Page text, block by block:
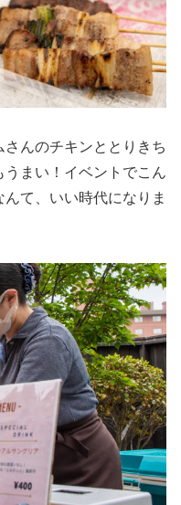
んのチキンととりきち
まい！イベントでこん
て、いい時代になりま